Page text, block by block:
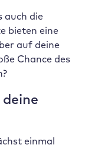
auch die
bieten eine
auf deine
Chance des
einmal